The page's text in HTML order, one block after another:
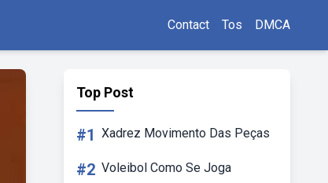
Contact Tos DMCA
Top Post
#1 Xadrez Movimento Das Peças
#2 Voleibol Como Se Joga